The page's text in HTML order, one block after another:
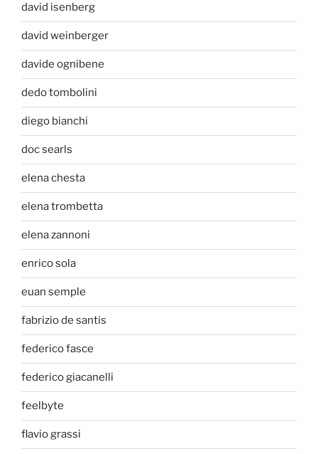
david isenberg
david weinberger
davide ognibene
dedo tombolini
diego bianchi
doc searls
elena chesta
elena trombetta
elena zannoni
enrico sola
euan semple
fabrizio de santis
federico fasce
federico giacanelli
feelbyte
flavio grassi